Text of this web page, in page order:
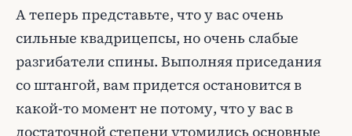
А теперь представьте, что у вас очень
сильные квадрицепсы, но очень слабые
разгибатели спины. Выполняя приседания
со штангой, вам придется остановится в
какой-то момент не потому, что у вас в
достаточной степени утомились основные